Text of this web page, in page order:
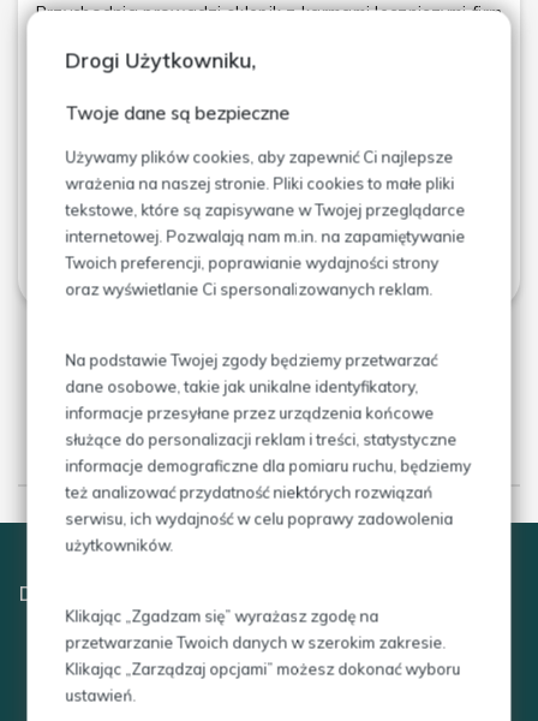
Drogi Użytkowniku,
Twoje dane są bezpieczne
Używamy plików cookies, aby zapewnić Ci najlepsze
wrażenia na naszej stronie. Pliki cookies to małe pliki
tekstowe, które są zapisywane w Twojej przeglądarce
internetowej. Pozwalają nam m.in. na zapamiętywanie
Twoich preferencji, poprawianie wydajności strony
oraz wyświetlanie Ci spersonalizowanych reklam.
Na podstawie Twojej zgody będziemy przetwarzać
dane osobowe, takie jak unikalne identyfikatory,
informacje przesyłane przez urządzenia końcowe
służące do personalizacji reklam i treści, statystyczne
informacje demograficzne dla pomiaru ruchu, będziemy
też analizować przydatność niektórych rozwiązań
serwisu, ich wydajność w celu poprawy zadowolenia
użytkowników.
Klikając „Zgadzam się” wyrażasz zgodę na
przetwarzanie Twoich danych w szerokim zakresie.
Klikając „Zarządzaj opcjami” możesz dokonać wyboru
ustawień.
Przychodnia prowadzi sklepik z karmami leczniczymi firm
wyposażoną salą operacyjną.
CZYTAJ WIĘCEJ
Czym się zajmujemy
DZIAŁALNOŚĆ NAUKOWO-DYDAKTYCZNA
Pracownicy Przychodni publikują artykuły
kazuistyczne, naukowe w czasopismach o zasięgu
krajowym i światowym.